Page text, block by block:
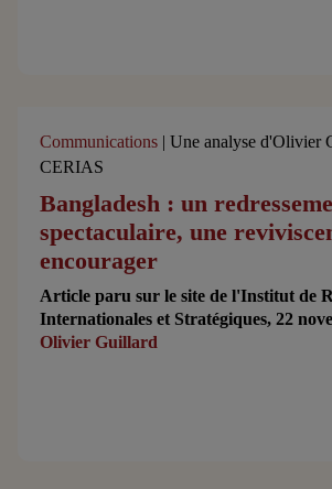
Communications | Une analyse d'Olivier
CERIAS
Bangladesh : un
spectaculaire, une
encourager
Article paru sur le site de l'Institut de
Internationales et Stratégiques, 22
Olivier Guillard